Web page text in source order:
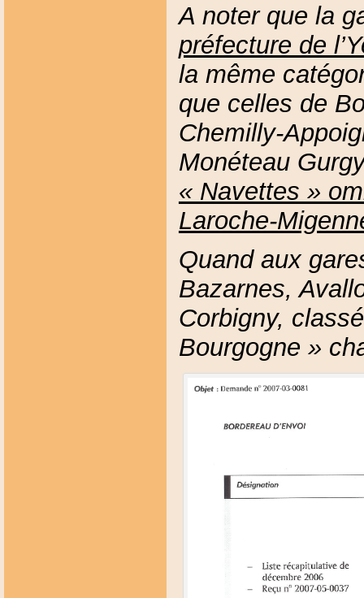
A noter que la
préfecture de
la même
que celles de
Chemilly-
Monéteau
« Navettes »
Laroche-
Quand aux
Bazarnes,
Corbigny,
Bourgogne »